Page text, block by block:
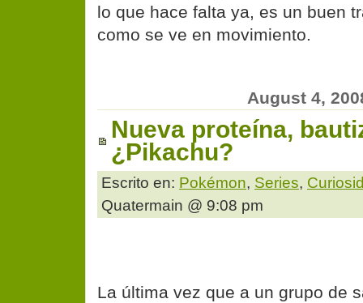
lo que hace falta ya, es un buen
como se ve en movimiento.
August 4,
Nueva proteína,
¿Pikachu?
Escrito en: Pokémon, Series,
Quatermain @ 9:08 pm
La última vez que a un grupo de